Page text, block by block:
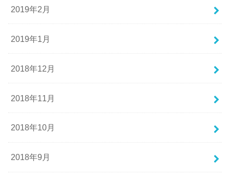
2019年2月
2019年1月
2018年12月
2018年11月
2018年10月
2018年9月